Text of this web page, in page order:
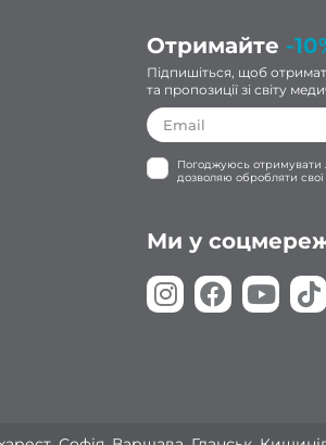
Отримайте -
Підпишіться, щоб
та пропозиції зі світу
Погоджуюсь отримувати
дозволяю обробляти свої
Ми у